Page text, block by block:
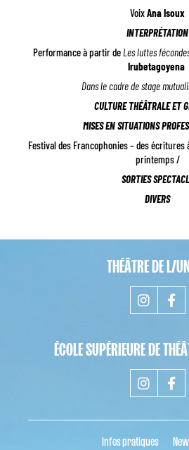
VoixAna Isoux
INTERPRÉTATION
Performance à partir de Les luttes
Irubetagoyena
Dans le cadre de stage
CULTURE THÉÂTRALE ET
MISES EN SITUATIONS
Festival des Francophonies – des écritures
printemps /
SORTIES
DIVERS
THÉÂTRE DE L/
ÉCOLE SUPÉRIEURE DE
Infos pratiques